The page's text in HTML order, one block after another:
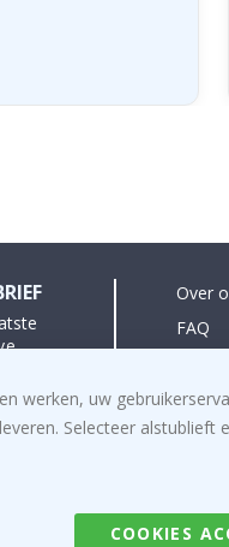
Over
FAQ
Recht
werken, uw
Selecteer
COOKIES